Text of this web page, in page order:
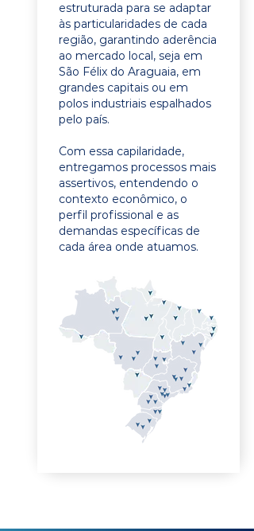
estruturada para se adaptar
às particularidades de cada
região, garantindo aderência
ao mercado local, seja em
São Félix do Araguaia, em
grandes capitais ou em
polos industriais espalhados
pelo país.
Com essa capilaridade,
entregamos processos mais
assertivos, entendendo o
contexto econômico, o
perfil profissional e as
demandas específicas de
cada área onde atuamos.